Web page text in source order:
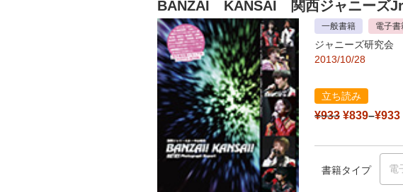
BANZAI KANSAI 関西ジャニーズ
一般書籍 電子書
ジャニーズ研究会
2013/10/28
立ち読み
¥933 ¥839–¥933
書籍タイプ